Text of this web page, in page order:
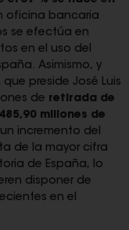
oficina bancaria
se efectúa en
en el uso del
Asimismo, y
preside José Luis
de retirada de
millones de
incremento del
de la mayor cifra
de España, lo
disponer de
en el